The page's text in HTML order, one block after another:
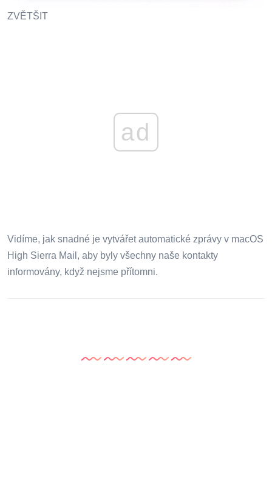
ZVĚTŠIT
ad
Vidíme, jak snadné je vytvářet automatické zprávy v macOS
High Sierra Mail, aby byly všechny naše kontakty
informovány, když nejsme přítomni.